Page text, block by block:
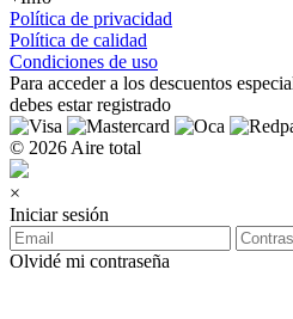
Política de privacidad
Política de calidad
Condiciones de uso
Para acceder a los descuentos
debes estar registrado
© 2026 Aire total
×
Iniciar sesión
Olvidé mi contraseña